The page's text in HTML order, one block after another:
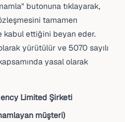
butonuna tıklayarak,
tamamen
kabul ettiğini beyan eder.
yürütülür ve 5070 sayılı
yasal olarak
Limited Şirketi
müşteri)